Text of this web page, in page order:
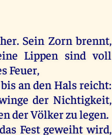
her. Sein Zorn brennt,
Lippen sind voll
Feuer,
bisan den Halsreicht:
der Nichtigkeit,
derVölkerzu legen.
das Fest geweiht wird,